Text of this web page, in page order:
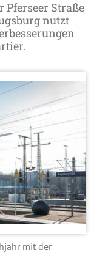
Straße
nutzt
mit der